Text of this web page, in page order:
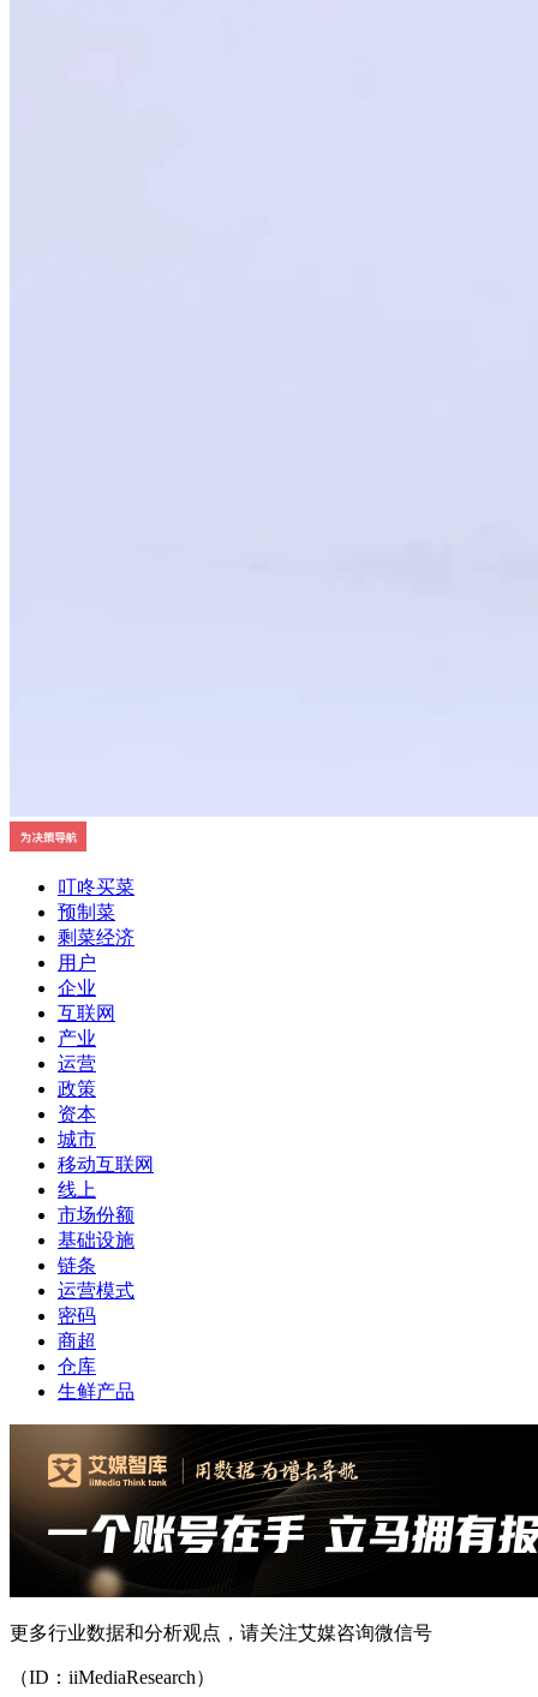
叮咚买菜
预制菜
剩菜经济
用户
企业
互联网
产业
运营
政策
资本
城市
移动互联网
线上
市场份额
基础设施
链条
运营模式
密码
商超
仓库
生鲜产品
更多行业数据和分析观点，请关注艾媒咨询微信号
（ID：iiMediaResearch）